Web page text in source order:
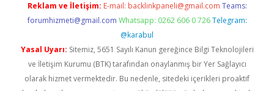
Reklam ve İletişim: E-mail: backlinkpaneli@gmail.com Teams:
forumhizmeti@gmail.com Whatsapp: 0262 606 0 726 Telegram:
@karabul
Yasal Uyarı: Sitemiz, 5651 Sayılı Kanun gereğince Bilgi Teknolojileri
ve İletişim Kurumu (BTK) tarafından onaylanmış bir Yer Sağlayıcı
olarak hizmet vermektedir. Bu nedenle, sitedeki içerikleri proaktif